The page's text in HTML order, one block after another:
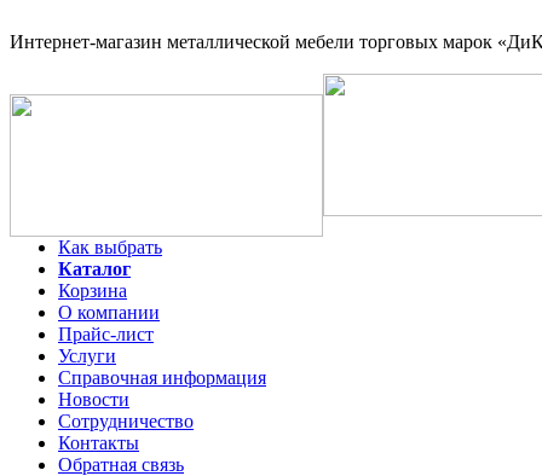
Интернет-магазин металлической мебели торговых марок
Как выбрать
Каталог
Корзина
О компании
Прайс-лист
Услуги
Справочная информация
Новости
Сотрудничество
Контакты
Обратная связь